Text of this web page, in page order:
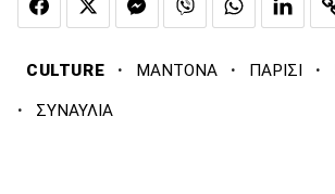
CULTURE · ΜΑΝΤΟΝΑ · ΠΑΡΙΣΙ ·
· ΣΥΝΑΥΛΙΑ